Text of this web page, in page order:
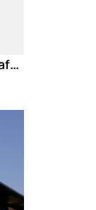
JUNGLE Viseći akustični plafonski panel